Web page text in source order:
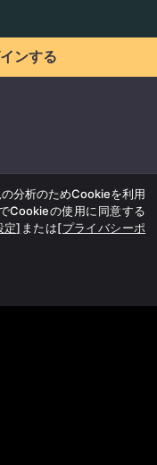
ンする
分析のためCookieを利用
Cookieの使用に同意する
定] または[プライバシーポ